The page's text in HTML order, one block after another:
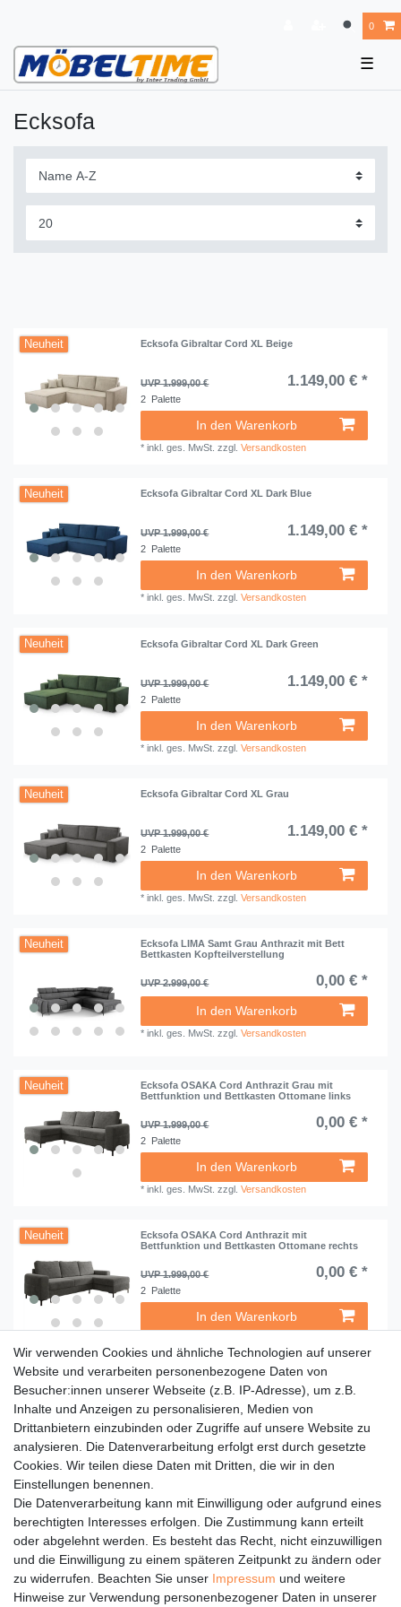
0
☰
Ecksofa
Neuheit Ecksofa Gibraltar Cord XL Beige
UVP 1.999,00 € 1.149,00 € *
2 Palette
In den Warenkorb
*inkl. ges. MwSt. zzgl.Versandkosten
Neuheit Ecksofa Gibraltar Cord XL Dark Blue
UVP 1.999,00 € 1.149,00 € *
2 Palette
In den Warenkorb
*inkl. ges. MwSt. zzgl.Versandkosten
Neuheit Ecksofa Gibraltar Cord XL Dark Green
UVP 1.999,00 € 1.149,00 € *
2 Palette
In den Warenkorb
*inkl. ges. MwSt. zzgl.Versandkosten
Neuheit Ecksofa Gibraltar Cord XL Grau
UVP 1.999,00 € 1.149,00 € *
2 Palette
In den Warenkorb
*inkl. ges. MwSt. zzgl.Versandkosten
Neuheit
Ecksofa LIMA Samt Grau Anthrazit mit Bett
Bettkasten Kopfteilverstellung
UVP 2.999,00 € 0,00 € *
In den Warenkorb
*inkl. ges. MwSt. zzgl.Versandkosten
Neuheit
Ecksofa OSAKA Cord Anthrazit Grau mit
Bettfunktion und Bettkasten Ottomane links
UVP 1.999,00 € 0,00 € *
2 Palette
In den Warenkorb
*inkl. ges. MwSt. zzgl.Versandkosten
Neuheit
Ecksofa OSAKA Cord Anthrazit mit
Bettfunktion und Bettkasten Ottomane rechts
UVP 1.999,00 € 0,00 € *
2 Palette
In den Warenkorb
Neuheit
Ecksofa OSAKA Cord Grau mit Bettfunktion
und Bettkasten Ottomane links
UVP 1.999,00 € 0,00 € *
Palette
In den Warenkorb
*inkl. ges. MwSt.
Rechtliches
Service
Wir verwenden Cookies und ähnliche Technologien auf unserer
Website und verarbeiten personenbezogene Daten von
Besucher:innen unserer Webseite (z.B. IP-Adresse), um z.B.
Inhalte und Anzeigen zu personalisieren, Medien von
Drittanbietern einzubinden oder Zugriffe auf unsere Website zu
analysieren. Die Datenverarbeitung erfolgt erst durch gesetzte
Cookies. Wir teilen diese Daten mit Dritten, die wir in den
Einstellungen benennen.
Die Datenverarbeitung kann mit Einwilligung oder aufgrund eines
berechtigten Interesses erfolgen. Die Zustimmung kann erteilt
oder abgelehnt werden. Es besteht das Recht, nicht einzuwilligen
und die Einwilligung zu einem späteren Zeitpunkt zu ändern oder
zu widerrufen. Beachten Sie unser Impressum und weitere
Hinweise zur Verwendung personenbezogener Daten in unserer